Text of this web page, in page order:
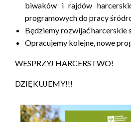
biwaków i rajdów
programowych do pracy
Będziemy rozwijać harcerskie
Opracujemy kolejne, nowe
WESPRZYJ HARCERSTWO!
DZIĘKUJEMY!!!